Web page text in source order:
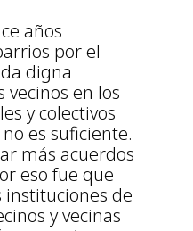
años
por el
digna
vecinos en los
y colectivos
es suficiente.
más acuerdos
eso fue que
instituciones de
y vecinas